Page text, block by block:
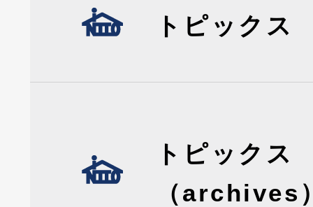
トピックス
トピックス
（archives